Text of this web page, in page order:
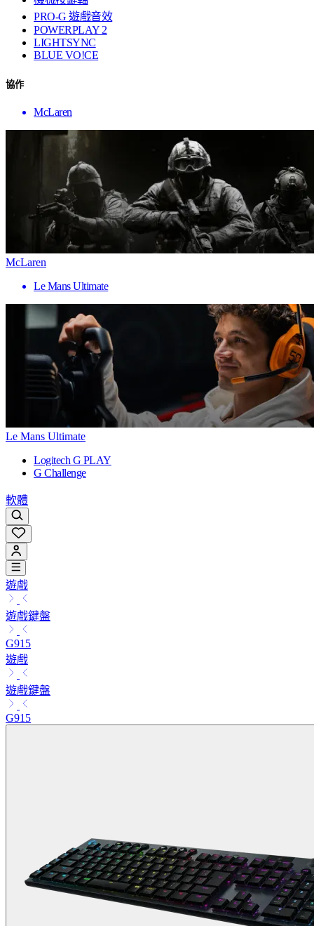
PRO-G 遊戲音效
POWERPLAY 2
LIGHTSYNC
BLUE VO!CE
協作
McLaren
McLaren
Le Mans Ultimate
Le Mans Ultimate
Logitech G PLAY
G Challenge
軟體
遊戲
遊戲鍵盤
G915
遊戲
遊戲鍵盤
G915